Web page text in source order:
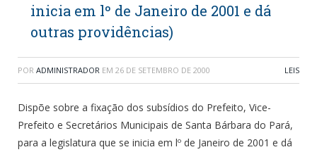
inicia em lº de Janeiro de 2001 e dá
outras providências)
POR ADMINISTRADOR EM 26 DE SETEMBRO DE 2000 LEIS
Dispõe sobre a fixação dos subsídios do Prefeito, Vice-
Prefeito e Secretários Municipais de Santa Bárbara do Pará,
para a legislatura que se inicia em lº de Janeiro de 2001 e dá